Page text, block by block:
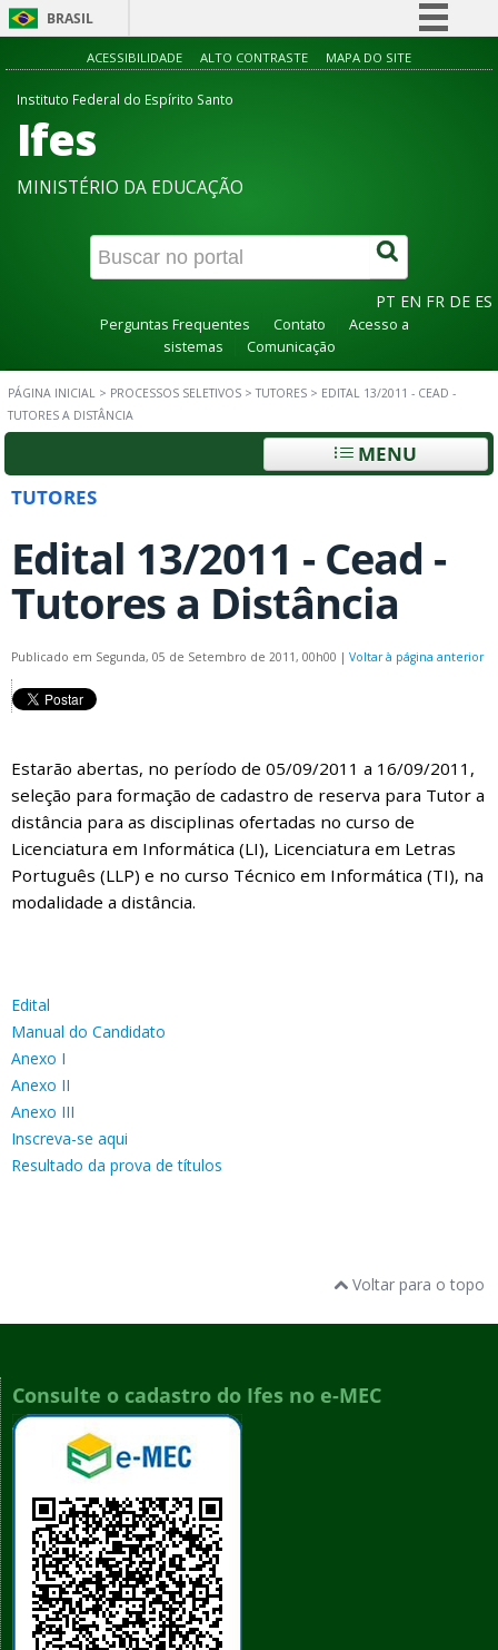
BRASIL
Simplifique!
Canais
ACESSIBILIDADE ALTO CONTRASTE MAPA DO SITE
Instituto Federal do Espírito Santo
Ifes
MINISTÉRIO DA EDUCAÇÃO
PT EN FR DE ES
Perguntas Frequentes Contato
Acesso a
sistemas
Comunicação
PÁGINA INICIAL > PROCESSOS SELETIVOS >TUTORES > EDITAL 13/2011 - CEAD -
TUTORES A DISTÂNCIA
MENU
TUTORES
Edital 13/2011 - Cead -
Tutores a Distância
Publicado em Segunda, 05 de Setembro de 2011, 00h00 | Voltar à página anterior
Estarão abertas, no período de 05/09/2011 a 16/09/2011,
seleção para formação de cadastro de reserva para Tutor a
distância para as disciplinas ofertadas no curso de
Licenciatura em Informática (LI), Licenciatura em Letras
Português (LLP) e no curso Técnico em Informática (TI), na
modalidade a distância.
Edital
Manual do Candidato
Anexo I
Anexo II
Anexo III
Inscreva-se aqui
Resultado da prova de títulos
Voltar para o topo
Consulte o cadastro do Ifes no e-MEC